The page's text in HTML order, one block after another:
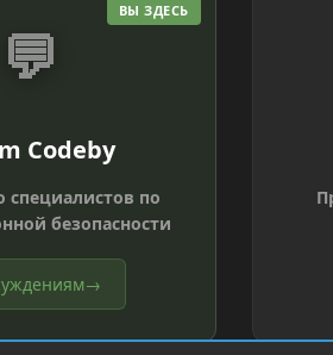
ВЫ ЗДЕСЬ
💬
Codeby
специалистов по
безопасности
→